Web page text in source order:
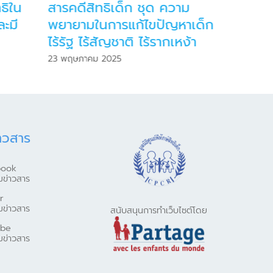
ใน
มี
สารคดีสิทธิเด็ก ชุด ความ
พยายามในการแก้ไขปัญหาเด็ก
ไร้รัฐ ไร้สัญชาติ ไร้รากเหง้า
23 พฤษภาคม 2025
สาร
าวสาร
าวสาร
าวสาร
สนับสนุนการทำเว็บไซต์โดย